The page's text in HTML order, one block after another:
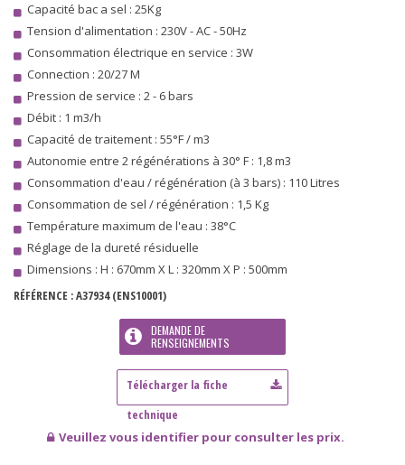
Capacité bac a sel : 25Kg
Tension d'alimentation : 230V - AC - 50Hz
Consommation électrique en service : 3W
Connection : 20/27 M
Pression de service : 2 - 6 bars
Débit : 1 m3/h
Capacité de traitement : 55°F / m3
Autonomie entre 2 régénérations à 30° F : 1,8 m3
Consommation d'eau / régénération (à 3 bars) : 110 Litres
Consommation de sel / régénération : 1,5 Kg
Température maximum de l'eau : 38°C
Réglage de la dureté résiduelle
Dimensions : H : 670mm X L : 320mm X P : 500mm
RÉFÉRENCE :A37934(ENS10001)
DEMANDE DE
RENSEIGNEMENTS
Veuillez vous identifier pour consulter les prix.